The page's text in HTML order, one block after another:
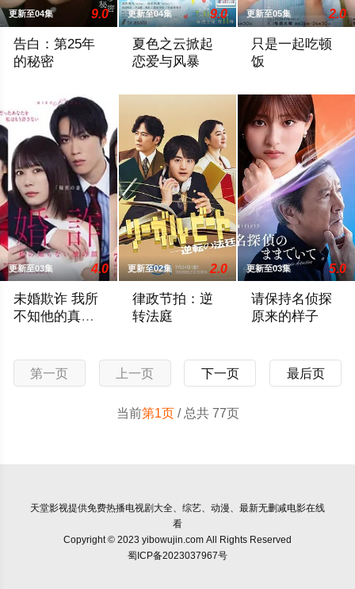
更新至04集 9.0
告白：第25年
的秘密
更新至04集 9.0
夏色之云掀起
恋爱与风暴
更新至05集 2.0
只是一起吃顿
饭
更新至03集 4.0
未婚欺诈 我所
不知他的真面
更新至02集 2.0
律政节拍：逆
转法庭
更新至03集 5.0
请保持名侦探
原来的样子
第一页 上一页 下一页 最后页
当前第1页/ 总共 77页
天堂影视提供免费热播电视剧大全、综艺、动漫、最新无删减电影在线
看
Copyright © 2023 yibowujin.com All Rights Reserved
蜀ICP备2023037967号